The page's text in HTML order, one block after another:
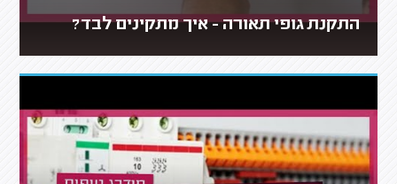
התקנת גופי תאורה - איך מתקינים לבד?